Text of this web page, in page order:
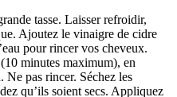
tasse. Laisser refroidir,
Ajoutez le vinaigre de cidre
pour rincer vos cheveux.
minutes maximum), en
Ne pas rincer. Séchez les
qu’ils soient secs. Appliquez